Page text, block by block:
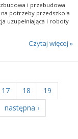
i przebudowa
potrzeby przedszkola
uzupełniająca i roboty
Czytaj więcej »
17 18
19
następna ›